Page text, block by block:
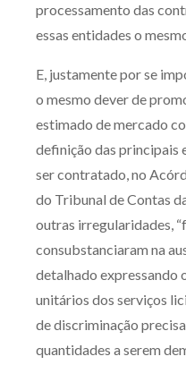
processamento das
essas entidades o
E, justamente por se
o mesmo dever de
estimado de mercado
definição das principais
ser contratado, no
do Tribunal de Contas
outras irregularidades,
consubstanciaram na
detalhado expressando
unitários dos serviços
de discriminação
quantidades a serem